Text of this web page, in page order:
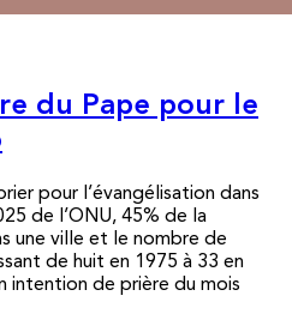
du Pape pour le
pour l’évangélisation dans
de l’ONU, 45% de la
une ville et le nombre de
de huit en 1975 à 33 en
intention de prière du mois